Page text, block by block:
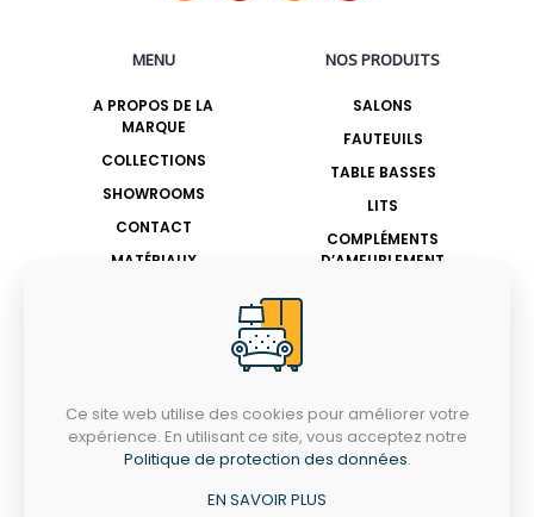
MENU
A PROPOS DE LA
MARQUE
COLLECTIONS
SHOWROOMS
CONTACT
MATÉRIAUX
NOS PRODUITS
SALONS
FAUTEUILS
TABLE BASSES
LITS
COMPLÉMENTS
D’AMEUBLEMENT
BESOIN DE CONSEIL ?
+216 70 721 483
Email : contact@casitalia.com.tn
LUNDI - SAMEDI
9h - 19h
Ce site web utilise des cookies pour améliorer votre
expérience. En utilisant ce site, vous acceptez notre
Politique de protection des données.
EN SAVOIR PLUS